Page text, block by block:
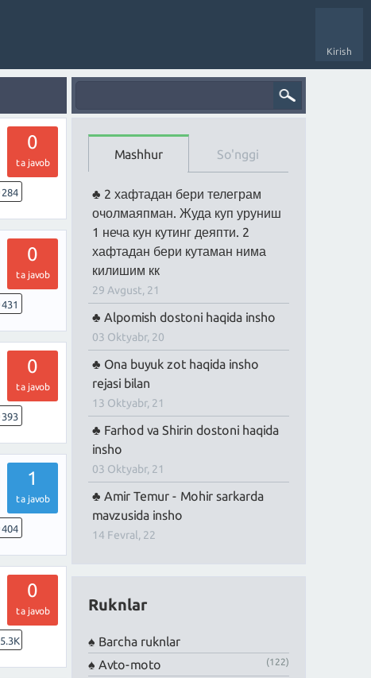
Kirish
0
ta javob
284
0
ta javob
431
0
ta javob
393
1
ta javob
404
0
ta javob
5.3K
Mashhur So'nggi
2 хафтадан бери телеграм
очолмаяпман. Жуда куп уруниш
1 неча кун кутинг деяпти. 2
хафтадан бери кутаман нима
килишим кк
29 Avgust, 21
Alpomish dostoni haqida insho
03 Oktyabr, 20
Ona buyuk zot haqida insho
rejasi bilan
13 Oktyabr, 21
Farhod va Shirin dostoni haqida
insho
03 Oktyabr, 21
Amir Temur - Mohir sarkarda
mavzusida insho
14 Fevral, 22
Ruknlar
Barcha ruknlar
Avto-moto
(122)